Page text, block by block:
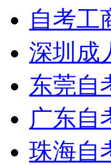
自考工
深圳成
东莞自
广东自
珠海自